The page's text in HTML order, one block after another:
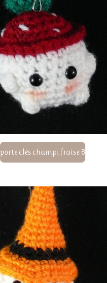
porte clés champi fraise B